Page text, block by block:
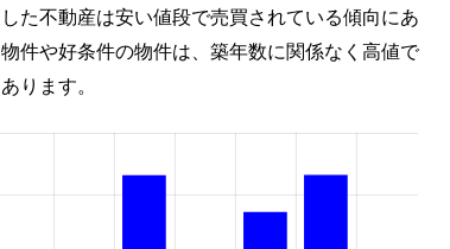
た不動産は安い値段で売買されている傾向にあ
件や好条件の物件は、築年数に関係なく高値で
ります。